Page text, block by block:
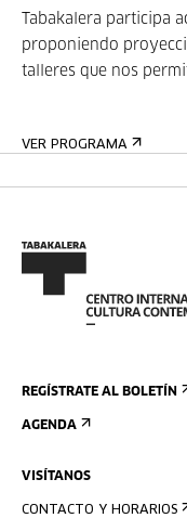
Tabakalera participa
proponiendo
talleres que nos
VER PROGRAMA
REGÍSTRATE AL BOLETÍN
AGENDA
VISÍTANOS
CONTACTO Y HORARIOS